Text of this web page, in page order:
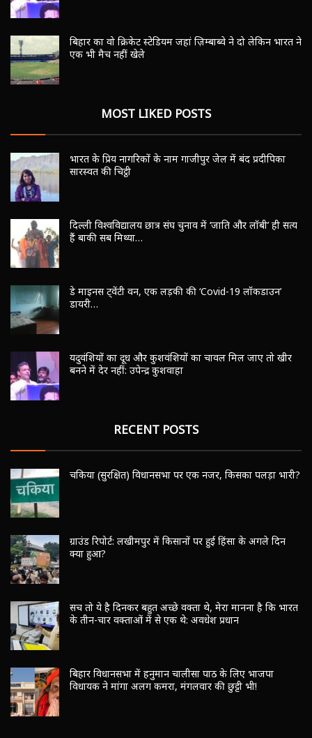
बिहार का वो क्रिकेट स्टेडियम जहां ज़िम्बाब्वे ने दो लेकिन भारत ने
एक भी मैच नहीं खेले
MOST LIKED POSTS
भारत के प्रिय नागरिकों के नाम गाजीपुर जेल में बंद प्रदीपिका
सारस्वत की चिट्ठी
दिल्ली विश्वविद्यालय छात्र संघ चुनाव में ‘जाति और लॉबी’ ही सत्य
हैं बाकी सब मिथ्या…
डे माइनस ट्वेंटी वन, एक लड़की की ‘Covid-19 लॉकडाउन’
डायरी…
यदुवंशियों का दूध और कुशवंशियों का चावल मिल जाए तो खीर
बनने में देर नहीं: उपेन्द्र कुशवाहा
RECENT POSTS
चकिया (सुरक्षित) विधानसभा पर एक नजर, किसका पलड़ा भारी?
ग्राउंड रिपोर्ट: लखीमपुर में किसानों पर हुई हिंसा के अगले दिन
क्या हुआ?
सच तो ये है दिनकर बहुत अच्छे वक्ता थे, मेरा मानना है कि भारत
के तीन-चार वक्ताओं में से एक थे: अवधेश प्रधान
बिहार विधानसभा में हनुमान चालीसा पाठ के लिए भाजपा
विधायक ने मांगा अलग कमरा, मंगलवार की छुट्टी भी!